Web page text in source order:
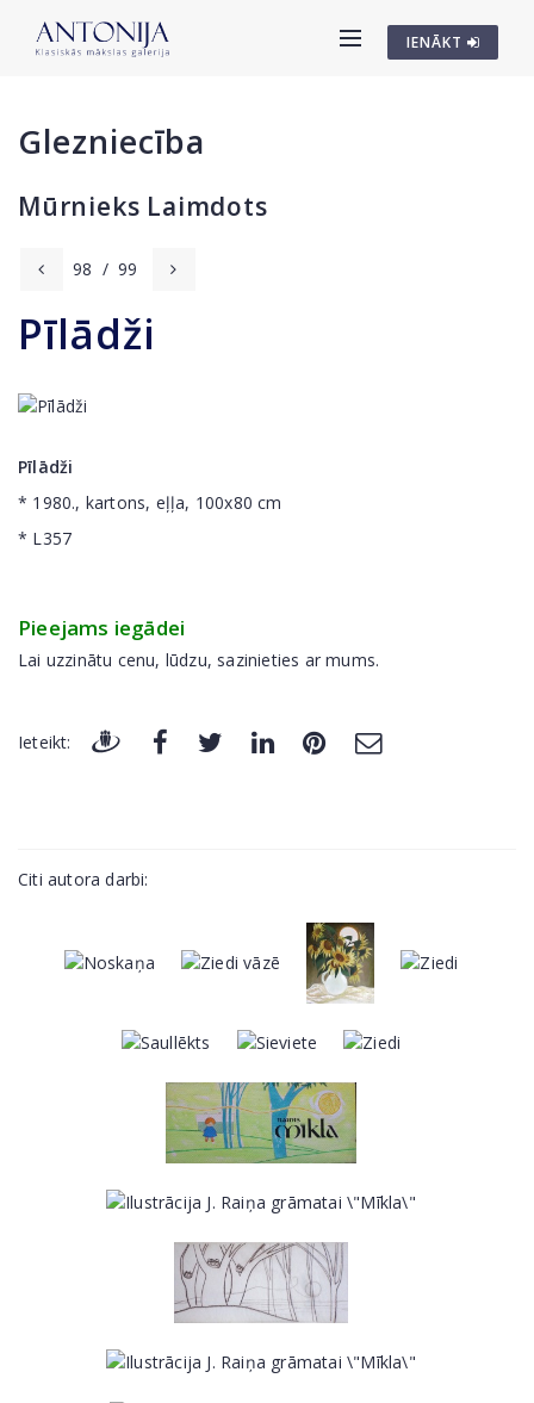
IENĀKT
Glezniecība
Mūrnieks Laimdots
98 / 99
Pīlādži
Pīlādži
* 1980., kartons, eļļa, 100x80 cm
* L357
Pieejams iegādei
Lai uzzinātu cenu, lūdzu, sazinieties ar mums.
Ieteikt:
Citi autora darbi: